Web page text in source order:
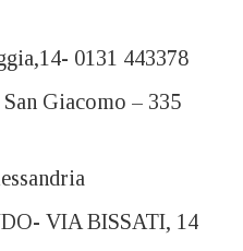
0131 443378
Giacomo – 335
VIA BISSATI, 14